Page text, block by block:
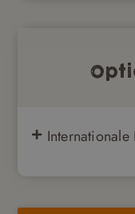
Internationale